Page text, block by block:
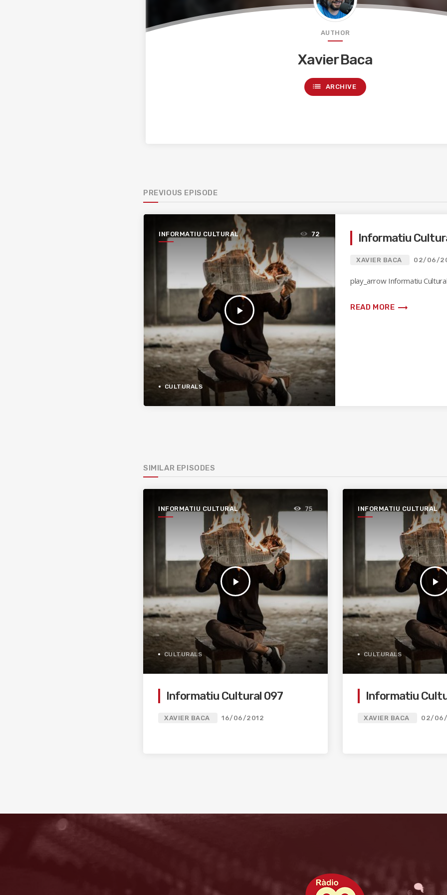
AUTHOR
Xavier Baca
list ARCHIVE
PREVIOUS EPISODE
INFORMATIU CULTURAL
play_arrow
72
CULTURALS
Informatiu
XAVIER BACA 02/06/
play_arrow Informatiu
READ MORE trending_flat
SIMILAR EPISODES
INFORMATIU CULTURAL
play_arrow
75
CULTURALS
Informatiu Cultural 097
XAVIER BACA 16/06/2012
INFORMATIU CULTURAL
play_arrow
CULTURALS
Informatiu
XAVIER BACA 02/